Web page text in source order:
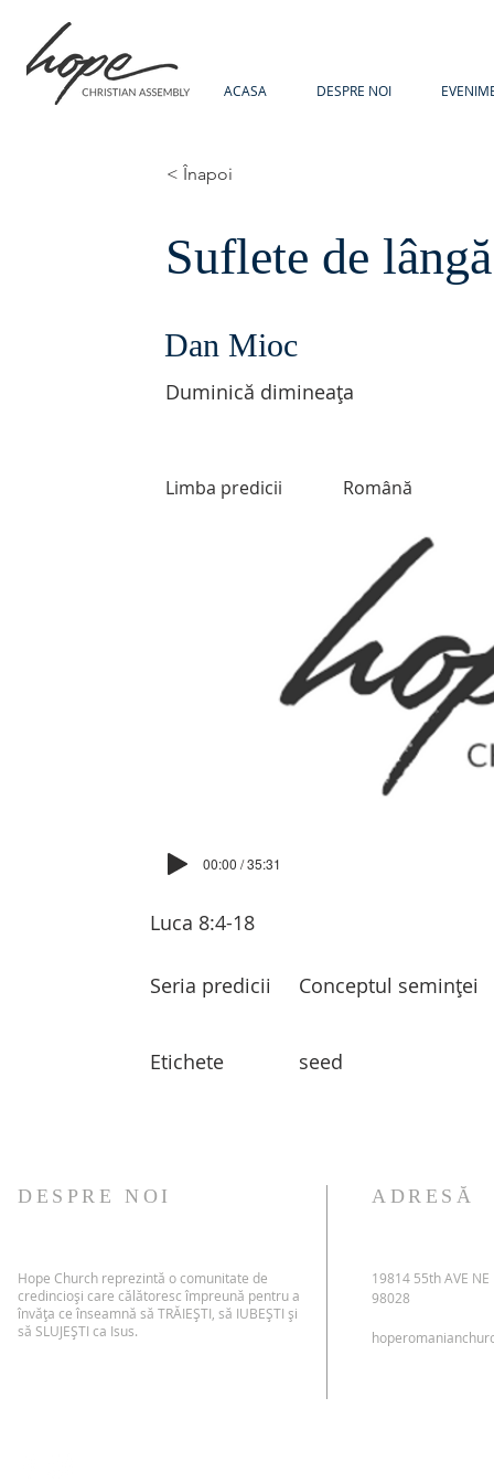
ACASA DESPRE NOI
< Înapoi
Suflete de
Dan Mioc
Duminică dimineața
Limba predicii Română
00:00 / 35:31
Luca 8:4-18
Conceptul seminței
Seria predicii
Etichete seed
DESPRE NOI
Hope Church reprezintă o comunitate de
credincioși care călătoresc împreună pentru a
învăța ce înseamnă să TRĂIEȘTI, să IUBEȘTI și
să SLUJEȘTI ca Isus.
ADRESĂ
19814 55th AVE
98028